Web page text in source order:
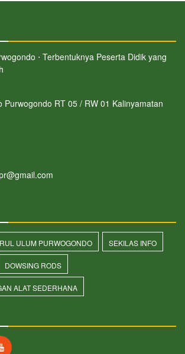
⋅ Terbentuknya Peserta Didik yang
Purwogondo RT 05 / RW 01 Kalinyamatan
ULUM PURWOGONDO SEKILAS INFO
DOWSING RODS
ALAT SEDERHANA